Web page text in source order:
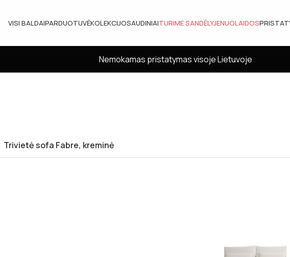
VISI BALDAIPARDUOTUVĖKOLEKCIJOSAUDINIAITURIME SANDĖLYJENUOLAIDOS
Nemokamas pristatymas visoje Lietuvoje
Trivietė sofa Fabre, kreminė